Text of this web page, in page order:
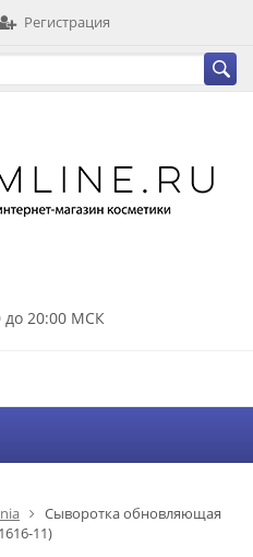
Регистрация
до 20:00 МСК
Сыворотка обновляющая
11)